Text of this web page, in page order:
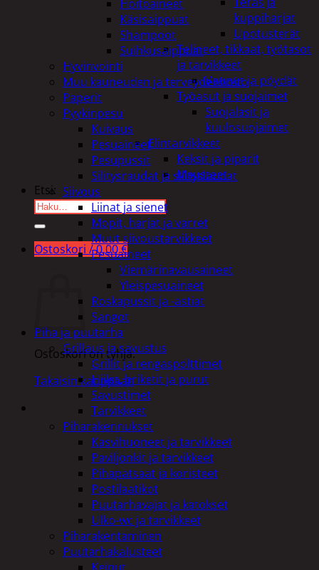
kuppiharjat
Upotusterät
Telineet, tikkaat, työtasot
ja tarvikkeet
Vaunut ja pöydät
Työasut ja suojaimet
Suojalasit ja
kuulosuojaimet
Elintarvikkeet
Keksit ja piparit
Mausteet
Etsi:
Ostoskori /0,00€
Ostoskori on tyhjä.
Takaisin kauppaan
Hoitoaineet
Käsisaippuat
Shampoot
Suihkusaippuat
Hyvinvointi
Muu kauneuden ja terveydenhoito
Paperit
Pyykinpesu
Kuivaus
Pesuaineet
Pesupussit
Silitysraudat ja silityslaudat
Siivous
Liinat ja sienet
Mopit, harjat ja varret
Muut siivoustarvikkeet
Pesuaineet
Viemärinavausaineet
Yleispesuaineet
Roskapussit ja -astiat
Sangot
Piha ja puutarha
Grillaus ja savustus
Grillit ja rengaspolttimet
Hiilet, briketit ja purut
Savustimet
Tarvikkeet
Piharakennukset
Kasvihuoneet ja tarvikkeet
Paviljonkit ja tarvikkeet
Pihapatsaat ja koristeet
Postilaatikot
Puutarhavajat ja katokset
Ulko-wc ja tarvikkeet
Piharakentaminen
Puutarhakalusteet